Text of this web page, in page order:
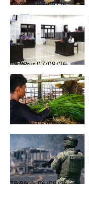
Thời sự
07/08/26, 10:27
Thời sự
07/08/26, 08:38
Thời sự
06/08/26, 19:09
Thế giới
06/08/26, 19:05